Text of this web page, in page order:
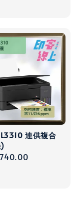
L3310 連供複合